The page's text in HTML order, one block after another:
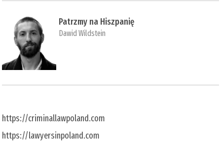
Patrzmy na Hiszpanię
Dawid Wildstein
https://criminallawpoland.com
https://lawyersinpoland.com